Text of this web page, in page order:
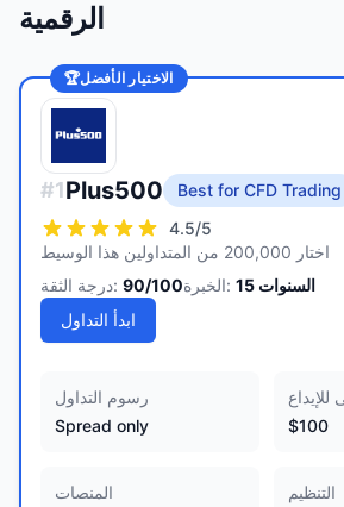
الرقمية
🏆الاختيار الأفضل
#1Plus500
Best for CFD Trading
4.5/5
اختار 200,000 من المتداولين هذا الوسيط
درجة الثقة: 90/100 الخبرة: 15 السنوات
ابدأ التداول
رسوم التداول
Spread only
للإيداع
$100
المنصات
التنظيم